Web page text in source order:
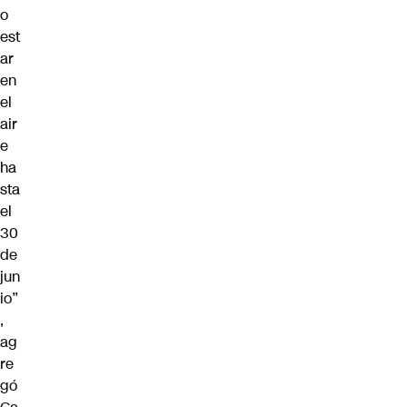
o
est
ar
en
el
air
e
ha
sta
el
30
de
jun
io”
,
ag
re
gó